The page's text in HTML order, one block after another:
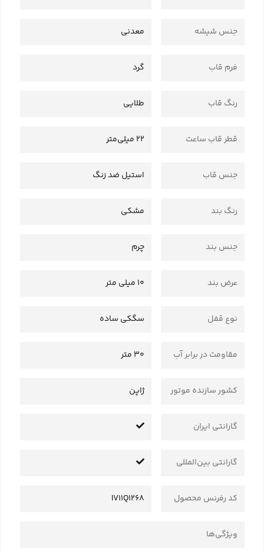
جنس شیشه معدنی
فرم قاب گرد
رنگ قاب طلایی
قطر قاب ساعت 22 میلی‌متر
جنس قاب استیل ضد زنگ
رنگ بند مشکی
جنس بند چرم
عرض بند 10 میلی متر
نوع قفل سگکی ساده
مقاومت در برابر آب 30 متر
کشور سازنده موتور ژاپن
گارانتی ایران
گارانتی بین‌المللی
کد رفرنس محصول IV11Q1268
ویژگی‌ها